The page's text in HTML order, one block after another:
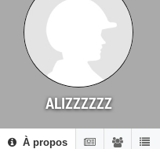
ALIZZZZZZ
À propos